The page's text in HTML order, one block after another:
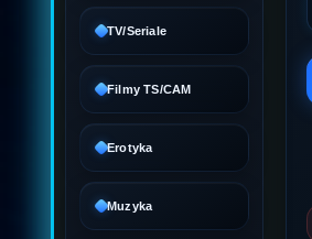
TV/Seriale
Filmy TS/CAM
Erotyka
Muzyka